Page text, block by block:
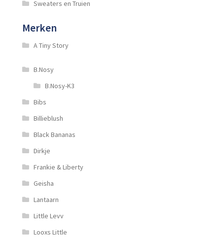
Sweaters en Truien
Merken
A Tiny Story
B.Nosy
B.Nosy-K3
Bibs
Billieblush
Black Bananas
Dirkje
Frankie & Liberty
Geisha
Lantaarn
Little Levv
Looxs Little